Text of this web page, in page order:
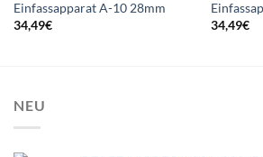
Einfassapparat A-10 28mm
34,49€
34,49€
NEU